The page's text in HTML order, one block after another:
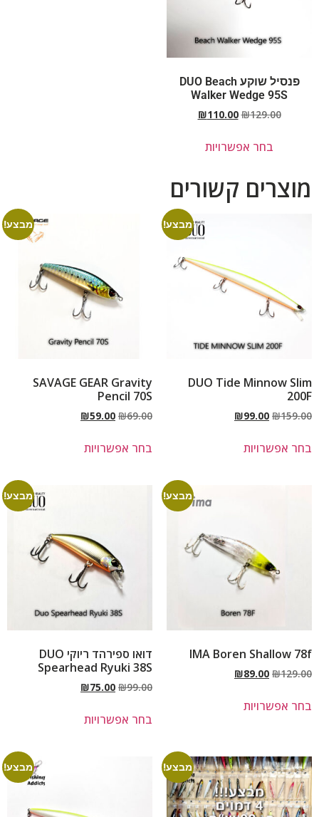
פנסיל שוקע DUO Beach
Walker Wedge 95S
₪129.00
₪110.00
בחר אפשרויות
מוצרים קשורים
מבצע!
DUO Tide Minnow Slim
200F
₪159.00
₪99.00
בחר אפשרויות
מבצע!
SAVAGE GEAR Gravity
Pencil 70S
₪69.00
₪59.00
בחר אפשרויות
מבצע!
IMA Boren Shallow 78f
₪129.00
₪89.00
בחר אפשרויות
מבצע!
דואו ספירהד ריוקי DUO
Spearhead Ryuki 38S
₪99.00
₪75.00
בחר אפשרויות
מבצע! מבצע!